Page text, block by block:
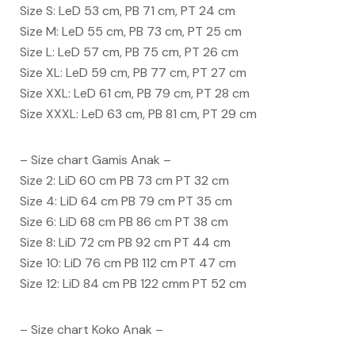
Size S: LeD 53 cm, PB 71 cm, PT 24 cm
Size M: LeD 55 cm, PB 73 cm, PT 25 cm
Size L: LeD 57 cm, PB 75 cm, PT 26 cm
Size XL: LeD 59 cm, PB 77 cm, PT 27 cm
Size XXL: LeD 61 cm, PB 79 cm, PT 28 cm
Size XXXL: LeD 63 cm, PB 81 cm, PT 29 cm
– Size chart Gamis Anak –
Size 2: LiD 60 cm PB 73 cm PT 32 cm
Size 4: LiD 64 cm PB 79 cm PT 35 cm
Size 6: LiD 68 cm PB 86 cm PT 38 cm
Size 8: LiD 72 cm PB 92 cm PT 44 cm
Size 10: LiD 76 cm PB 112 cm PT 47 cm
Size 12: LiD 84 cm PB 122 cmm PT 52 cm
– Size chart Koko Anak –